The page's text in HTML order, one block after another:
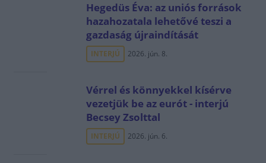
Hegedüs Éva: az uniós források
hazahozatala lehetővé teszi a
gazdaság újraindítását
INTERJÚ 2026. jún. 8.
Vérrel és könnyekkel kísérve
vezetjük be az eurót - interjú
Becsey Zsolttal
INTERJÚ 2026. jún. 6.